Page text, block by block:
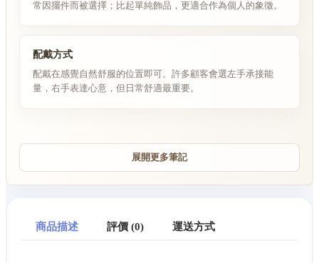
常因擺件而被選擇；比起單純飾品，更適合作為個人的象徵。
配戴方式
配戴在感覺自然舒服的位置即可。許多顧客會選左手承接能
量，右手表達心意，但日常舒適最重要。
展開更多筆記
商品描述 評價 (0) 運送方式